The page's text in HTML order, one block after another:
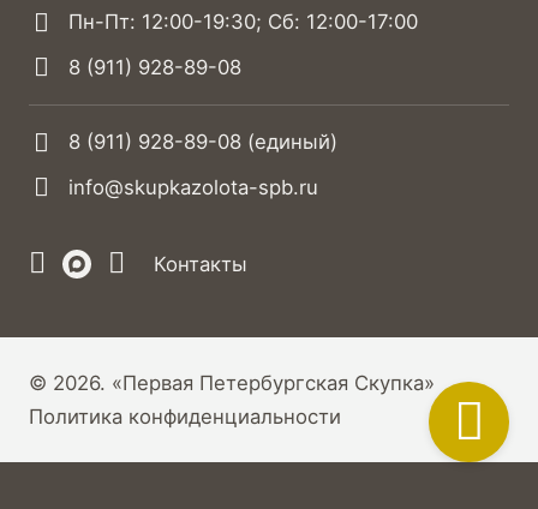
Пн-Пт: 12:00-19:30; Сб: 12:00-17:00
8 (911) 928-89-08
8 (911) 928-89-08 (единый)
info@skupkazolota-spb.ru
Контакты
© 2026. «Первая Петербургская Скупка»
Политика конфиденциальности